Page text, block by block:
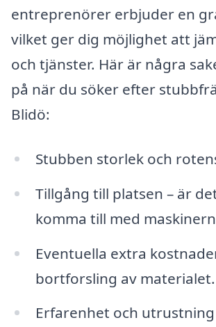
entreprenörer erbjuder en
vilket ger dig möjlighet att
och tjänster. Här är några
på när du söker efter
Blidö:
Stubben storlek och
Tillgång till platsen – är
komma till med
Eventuella extra
bortforsling av materialet.
Erfarenhet och